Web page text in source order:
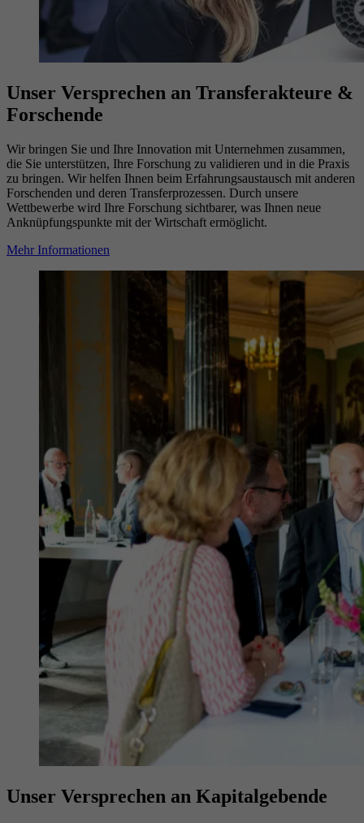
Unser Versprechen an Transferakteure &
Forschende
Wir bringen Sie und Ihre Innovation mit Unternehmen zusammen,
die Sie unterstützen, Ihre Forschung zu validieren und in die Praxis
zu bringen. Wir helfen Ihnen beim Erfahrungsaustausch mit anderen
Forschenden und deren Transferprozessen. Durch unsere
Wettbewerbe wird Ihre Forschung sichtbarer, was Ihnen neue
Anknüpfungspunkte mit der Wirtschaft ermöglicht.
Mehr Informationen
Unser Versprechen an Kapitalgebende